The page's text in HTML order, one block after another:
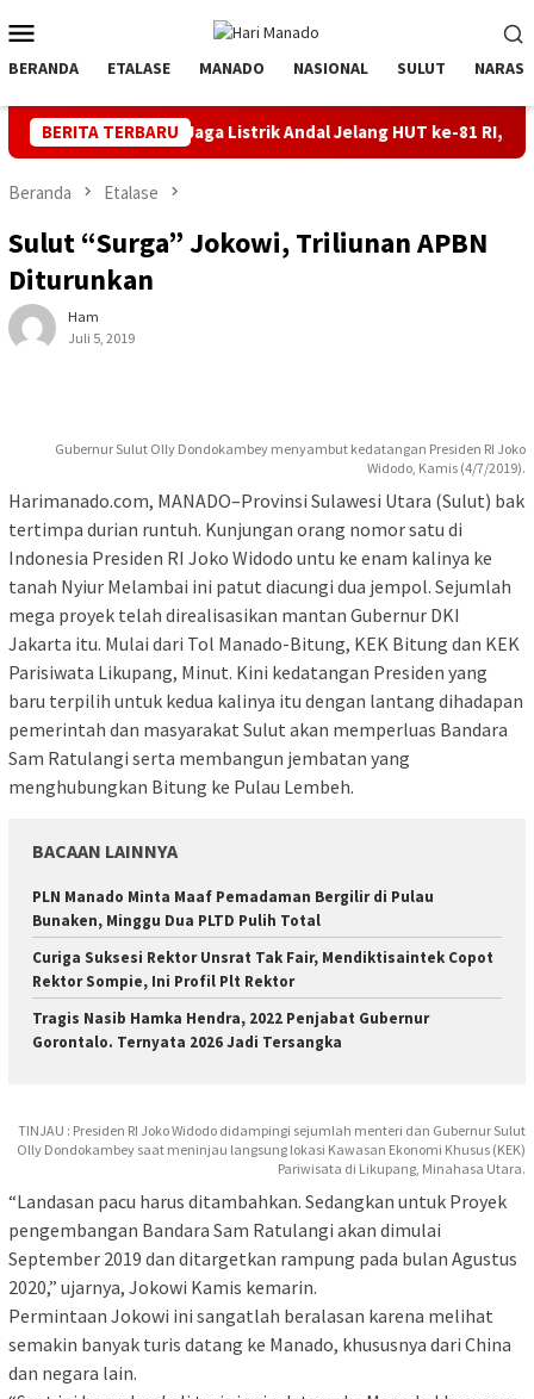
ke
kontenMobile
BERANDA ETALASE MANADO NASIONAL SULUT NARASI
BERITA TERBARU
Jaga Listrik Andal Jelang HUT ke-81 RI, PLN UP3 Tahuna
Beranda Etalase
Sulut “Surga” Jokowi, Triliunan APBN
Diturunkan
Ham
Juli 5, 2019
Gubernur Sulut Olly Dondokambey menyambut kedatangan Presiden RI Joko
Widodo, Kamis (4/7/2019).
Harimanado.com, MANADO–Provinsi Sulawesi Utara (Sulut) bak
tertimpa durian runtuh. Kunjungan orang nomor satu di
Indonesia Presiden RI Joko Widodo untu ke enam kalinya ke
tanah Nyiur Melambai ini patut diacungi dua jempol. Sejumlah
mega proyek telah direalisasikan mantan Gubernur DKI
Jakarta itu. Mulai dari Tol Manado-Bitung, KEK Bitung dan KEK
Parisiwata Likupang, Minut. Kini kedatangan Presiden yang
baru terpilih untuk kedua kalinya itu dengan lantang dihadapan
pemerintah dan masyarakat Sulut akan memperluas Bandara
Sam Ratulangi serta membangun jembatan yang
menghubungkan Bitung ke Pulau Lembeh.
BACAAN LAINNYA
PLN Manado Minta Maaf Pemadaman Bergilir di Pulau
Bunaken, Minggu Dua PLTD Pulih Total
Curiga Suksesi Rektor Unsrat Tak Fair, Mendiktisaintek Copot
Rektor Sompie, Ini Profil Plt Rektor
Tragis Nasib Hamka Hendra, 2022 Penjabat Gubernur
Gorontalo. Ternyata 2026 Jadi Tersangka
TINJAU : Presiden RI Joko Widodo didampingi sejumlah menteri dan Gubernur Sulut
Olly Dondokambey saat meninjau langsung lokasi Kawasan Ekonomi Khusus (KEK)
Pariwisata di Likupang, Minahasa Utara.
“Landasan pacu harus ditambahkan. Sedangkan untuk Proyek
pengembangan Bandara Sam Ratulangi akan dimulai
September 2019 dan ditargetkan rampung pada bulan Agustus
2020,” ujarnya, Jokowi Kamis kemarin.
Permintaan Jokowi ini sangatlah beralasan karena melihat
semakin banyak turis datang ke Manado, khususnya dari China
dan negara lain.